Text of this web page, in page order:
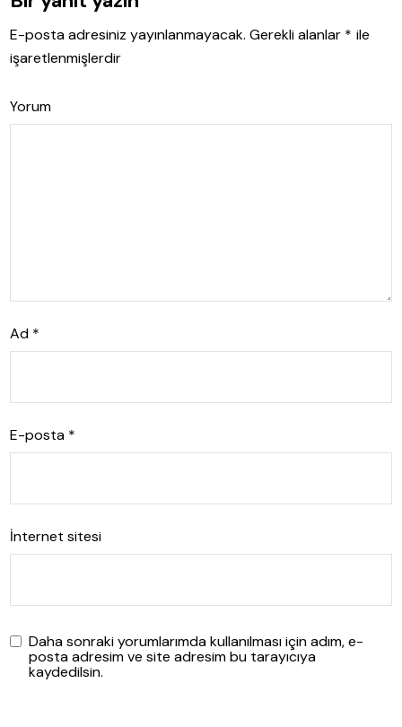
E-posta adresiniz yayınlanmayacak. Gerekli alanlar * ile
işaretlenmişlerdir
Yorum
Ad *
E-posta *
İnternet sitesi
Daha sonraki yorumlarımda kullanılması için adım, e-
posta adresim ve site adresim bu tarayıcıya
kaydedilsin.